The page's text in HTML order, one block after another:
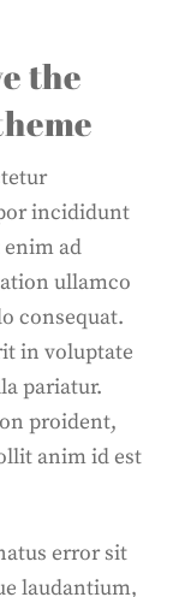
the
incididunt
enim ad
ullamco
consequat.
in voluptate
pariatur.
proident,
anim id est
error sit
laudantium,